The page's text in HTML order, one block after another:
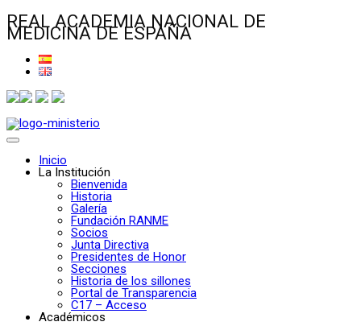
REAL ACADEMIA NACIONAL DE
MEDICINA DE ESPAÑA
Inicio
La Institución
Bienvenida
Historia
Galería
Fundación RANME
Socios
Junta Directiva
Presidentes de Honor
Secciones
Historia de los sillones
Portal de Transparencia
C17 – Acceso
Académicos